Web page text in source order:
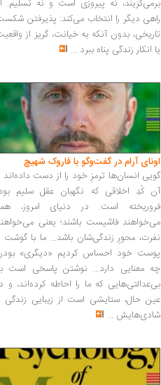
برمی‌گزیند، نه پیروزی است و نه تسلیم.
راهی دیگر را انتخاب می‌کند: پذیرفتن
تاریخی، بدون آنکه به خیانت، گریز از
یا انکار زندگی پناه ببرد ...
اونای آرام در گفت‌وگو با فاروک شهیچ‭
گویی انسان‌ها ترمزِ خود را از دست داده‌اند
آن کُدِ اخلاقی که نگهبان عقل سلیم
فروریخته است. در دنیای امروز،
می‌خواهند فاشیست باشند؛ یعنی
نفرت، محورِ زندگی‌شان باشد... ما با گوشت
پوست خود احساس کردیم «دیگری»
چه معنایی دارد... نوشتن پاسخی است
بی‌عدالتی‌هایی که ما را احاطه کرده‌اند، و
عین حال، ستایشی است از زیبایی زندگی
شادی‌هایش ...